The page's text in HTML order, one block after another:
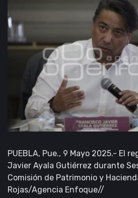
PUEBLA, Pue., 9 Mayo 2025.- El
Javier Ayala Gutiérrez durante
Comisión de Patrimonio y
Rojas/Agencia Enfoque//